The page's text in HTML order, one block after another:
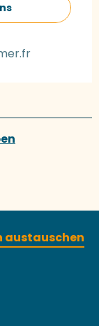
austauschen